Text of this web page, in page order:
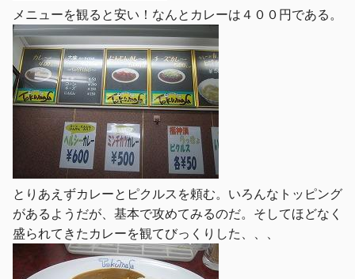
メニューを観ると安い！なんとカレーは４００円である。
とりあえずカレーとピクルスを頼む。いろんなトッピング
があるようだが、基本で攻めてみるのだ。そしてほどなく
盛られてきたカレーを観てびっくりした、、、